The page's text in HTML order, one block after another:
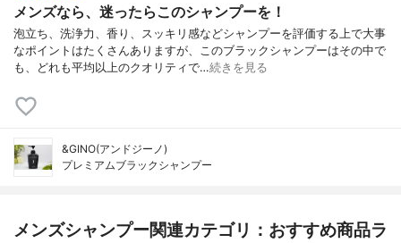
メンズなら、迷ったらこのシャンプーを！
泡立ち、洗浄力、香り、スッキリ感などシャンプーを評価する上で大事
なポイントはたくさんありますが、このブラックシャンプーはその中で
も、どれも平均以上のクオリティで…続きを見る
&GINO(アンドジーノ)
プレミアムブラックシャンプー
メンズシャンプー関連カテゴリ：おすすめ商品ラ